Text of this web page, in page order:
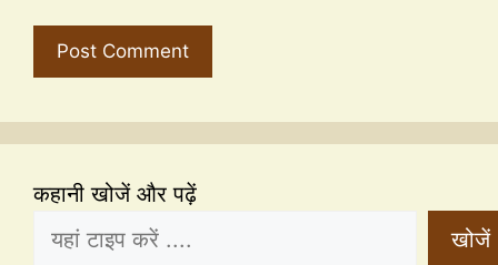
कहानी खोजें और पढ़ें
खोजें